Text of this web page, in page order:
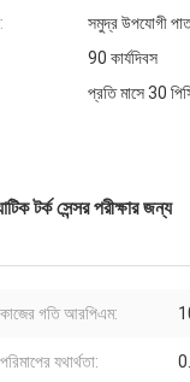
সমুদ্র উপযোগী
90 কার্যদিবস
প্রতি মাসে 30
সেন্সর পরীক্ষার জন্য
কাজের গতি আরপিএম:
পরিমাপের যথার্থতা: